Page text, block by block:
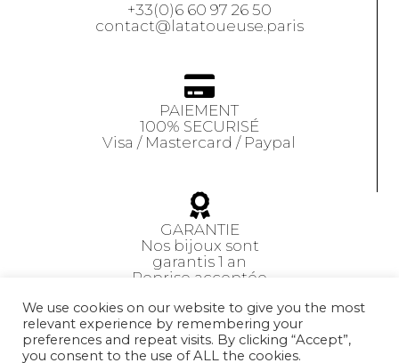
+33(0)6 60 97 26 50
contact@latatoueuse.paris
PAIEMENT
100% SECURISÉ
Visa / Mastercard / Paypal
GARANTIE
Nos bijoux sont
garantis 1 an
Reprise acceptée
CGV
We use cookies on our website to give you the most
relevant experience by remembering your
preferences and repeat visits. By clicking “Accept”,
you consent to the use of ALL the cookies.